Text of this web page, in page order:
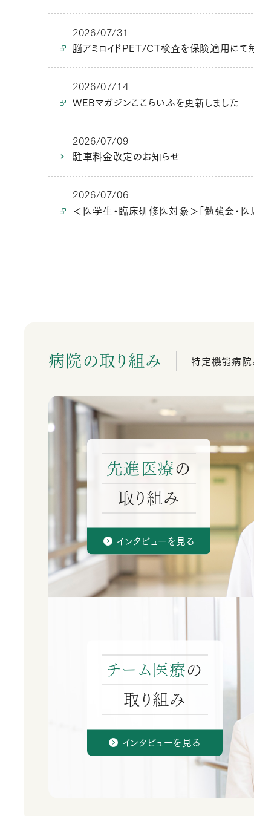
2026/07/31
脳アミロイドPET/CT検査を保険適用にて
2026/07/14
WEBマガジンここらいふを更新しました
2026/07/09
駐車料金改定のお知らせ
2026/07/06
＜医学生・臨床研修医対象＞「勉強会・
病院の取り組み 特定機能病院
先進医療の
取り組み
インタビューを見る
チーム医療の
取り組み
インタビューを見る